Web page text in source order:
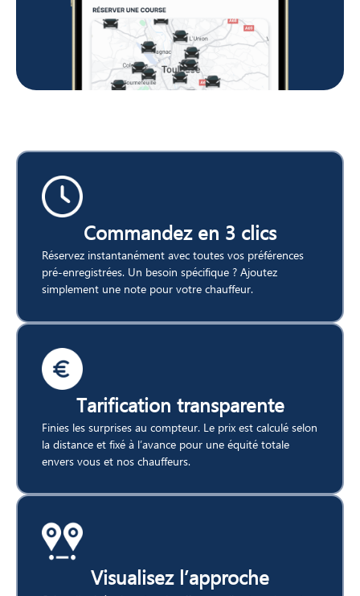
Commandez en 3 clics
Réservez instantanément avec toutes vos préférences
pré-enregistrées. Un besoin spécifique ? Ajoutez
simplement une note pour votre chauffeur.
Tarification transparente
Finies les surprises au compteur. Le prix est calculé selon
la distance et fixé à l’avance pour une équité totale
envers vous et nos chauffeurs.
Visualisez l’approche